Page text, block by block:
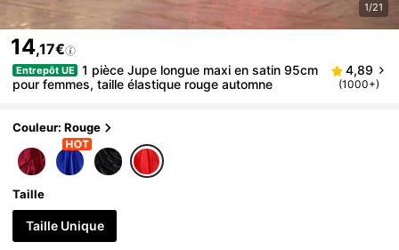
1/21
14,17€
Entrepôt UE
1 pièce Jupe longue maxi en satin 95cm
pour femmes, taille élastique rouge automne
4,89
(1000+)
Couleur: Rouge
Taille
Taille Unique